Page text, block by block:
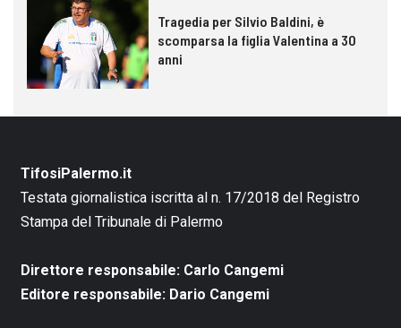
Tragedia per Silvio Baldini, è
scomparsa la figlia Valentina a 30
anni
TifosiPalermo.it
Testata giornalistica iscritta al n. 17/2018 del Registro
Stampa del Tribunale di Palermo
Direttore responsabile: Carlo Cangemi
Editore responsabile: Dario Cangemi